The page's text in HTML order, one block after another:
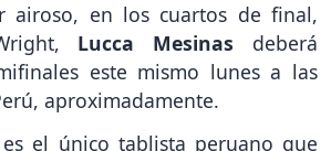
airoso, en los cuartos de final,
Lucca Mesinas deberá
este mismo lunes a las
aproximadamente.
es el único tablista peruano que